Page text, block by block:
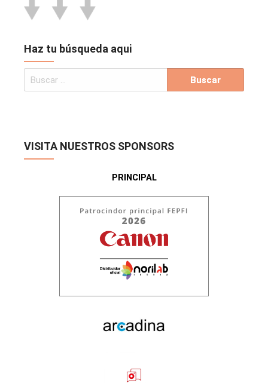
Haz tu búsqueda aqui
VISITA NUESTROS SPONSORS
PRINCIPAL